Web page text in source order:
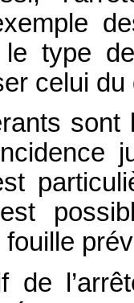
type
celui du
sont
de